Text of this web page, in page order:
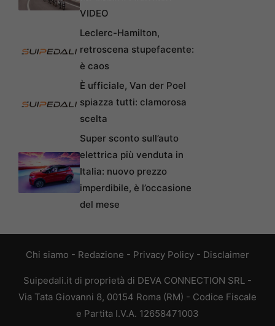
VIDEO
Leclerc-Hamilton,
retroscena stupefacente:
è caos
È ufficiale, Van der Poel
spiazza tutti: clamorosa
scelta
Super sconto sull’auto
elettrica più venduta in
Italia: nuovo prezzo
imperdibile, è l’occasione
del mese
Chi siamo - Redazione - Privacy Policy - Disclaimer
Suipedali.it di proprietà di DEVA CONNECTION SRL -
Via Tata Giovanni 8, 00154 Roma (RM) - Codice Fiscale
e Partita I.V.A. 12658471003